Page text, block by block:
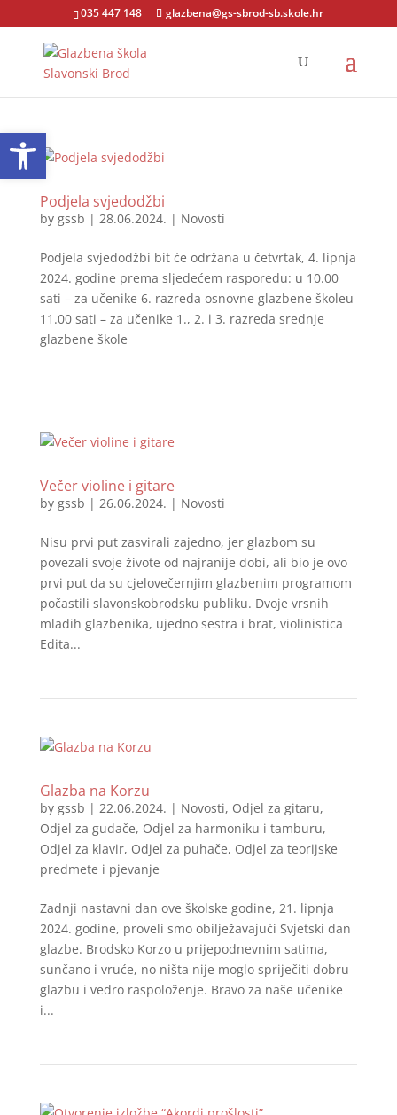
035 447 148 glazbena@gs-sbrod-sb.skole.hr
Podjela svjedodžbi
by gssb | 28.06.2024. | Novosti
Podjela svjedodžbi bit će održana u četvrtak, 4. lipnja
2024. godine prema sljedećem rasporedu: u 10.00
sati – za učenike 6. razreda osnovne glazbene školeu
11.00 sati – za učenike 1., 2. i 3. razreda srednje
glazbene škole
Večer violine i gitare
by gssb | 26.06.2024. | Novosti
Nisu prvi put zasvirali zajedno, jer glazbom su
povezali svoje živote od najranije dobi, ali bio je ovo
prvi put da su cjelovečernjim glazbenim programom
počastili slavonskobrodsku publiku. Dvoje vrsnih
mladih glazbenika, ujedno sestra i brat, violinistica
Edita...
Glazba na Korzu
by gssb | 22.06.2024. | Novosti, Odjel za gitaru,
Odjel za gudače, Odjel za harmoniku i tamburu,
Odjel za klavir, Odjel za puhače, Odjel za teorijske
predmete i pjevanje
Zadnji nastavni dan ove školske godine, 21. lipnja
2024. godine, proveli smo obilježavajući Svjetski dan
glazbe. Brodsko Korzo u prijepodnevnim satima,
sunčano i vruće, no ništa nije moglo spriječiti dobru
glazbu i vedro raspoloženje. Bravo za naše učenike
i...
Open toolbar